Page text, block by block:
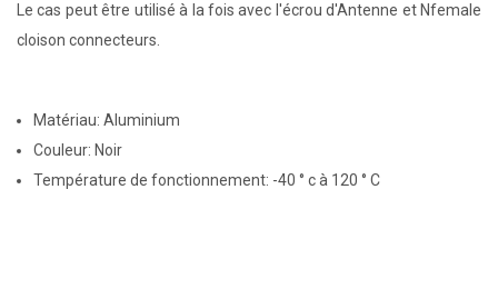
Le cas peut être utilisé à la fois avec l'écrou d'Antenne et Nfemale
cloison connecteurs.
Matériau: Aluminium
Couleur: Noir
Température de fonctionnement: -40 ° c à 120 ° C